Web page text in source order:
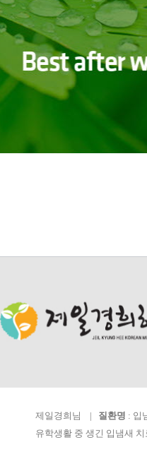
제일경희 님 | 질환명 : 입
유학생활 중 생긴 입냄새